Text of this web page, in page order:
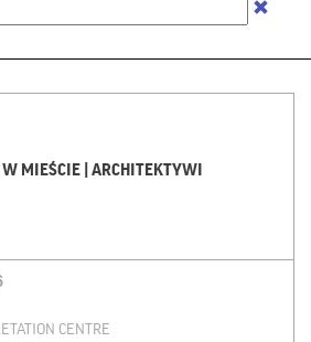
MIEŚCIE | ARCHITEKTYWI
CENTRE